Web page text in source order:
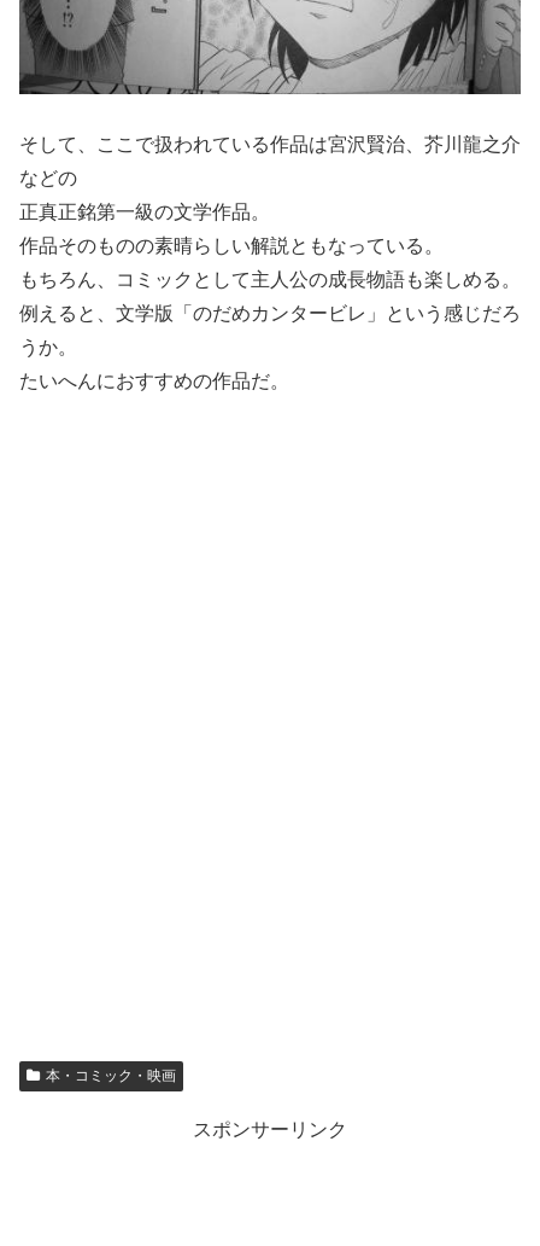
そして、ここで扱われている作品は宮沢賢治、芥川龍之介
などの
正真正銘第一級の文学作品。
作品そのものの素晴らしい解説ともなっている。
もちろん、コミックとして主人公の成長物語も楽しめる。
例えると、文学版「のだめカンタービレ」という感じだろ
うか。
たいへんにおすすめの作品だ。
本・コミック・映画
スポンサーリンク